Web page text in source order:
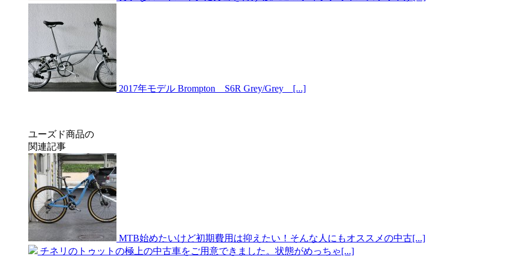
2017年モデル Brompton S6R Grey/Grey [...]
ユーズド商品の
関連記事
MTB始めたいけど初期費用は抑えたい！そんな人にもオススメの中古[...]
チネリのトゥットの極上の中古車をご用意できました。状態がめっちゃ[...]